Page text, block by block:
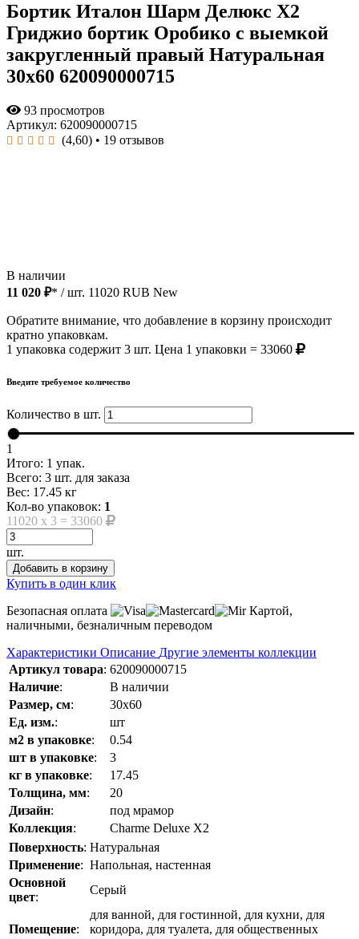
Бортик Италон Шарм Делюкс Х2
Гриджио бортик Оробико с выемкой
закругленный правый Натуральная
30x60 620090000715
93 просмотров
Артикул: 620090000715
(4,60) • 19 отзывов
В наличии
11 020 ₽* / шт. 11020 RUB New
Обратите внимание, что добавление в корзину происходит
кратно упаковкам.
1 упаковка содержит 3 шт. Цена 1 упаковки = 33060
Введите требуемое количество
Количество в шт.
1
Итого: 1 упак.
Всего: 3 шт. для заказа
Вес: 17.45 кг
Кол-во упаковок: 1
11020 x 3 = 33060
шт.
Добавить в корзину
Купить в один клик
Безопасная оплата
Картой,
наличными, безналичным переводом
Характеристики Описание Другие элементы коллекции
Артикул товара: 620090000715
Наличие:
В наличии
Размер, см:
30x60
Ед. изм.:
шт
м2 в упаковке:
0.54
шт в упаковке:
3
кг в упаковке:
17.45
Толщина, мм:
20
Дизайн:
под мрамор
Коллекция:
Charme Deluxe Х2
Поверхность: Натуральная
Применение: Напольная, настенная
Основной
цвет:
Серый
Помещение:
для ванной, для гостинной, для кухни, для
коридора, для туалета, для общественных